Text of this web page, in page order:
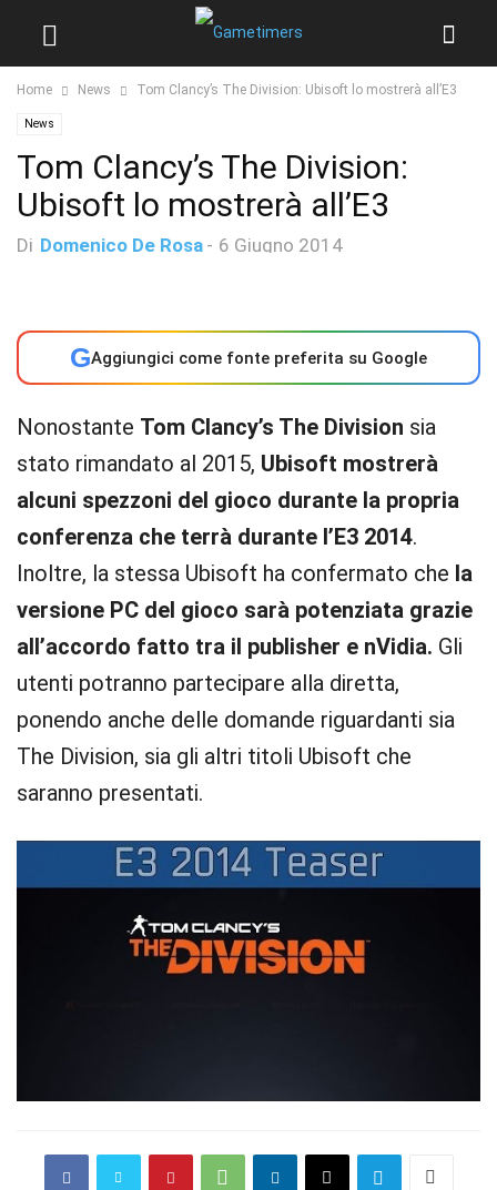
Home News Tom Clancy’s The Division: Ubisoft lo mostrerà all’E3
News
Tom Clancy’s The Division:
Ubisoft lo mostrerà all’E3
Di Domenico De Rosa - 6 Giugno 2014
GAggiungici come fonte preferita su Google
Nonostante Tom Clancy’s The Division sia
stato rimandato al 2015, Ubisoft mostrerà
alcuni spezzoni del gioco durante la propria
conferenza che terrà durante l’E3 2014.
Inoltre, la stessa Ubisoft ha confermato che la
versione PC del gioco sarà potenziata grazie
all’accordo fatto tra il publisher e nVidia. Gli
utenti potranno partecipare alla diretta,
ponendo anche delle domande riguardanti sia
The Division, sia gli altri titoli Ubisoft che
saranno presentati.